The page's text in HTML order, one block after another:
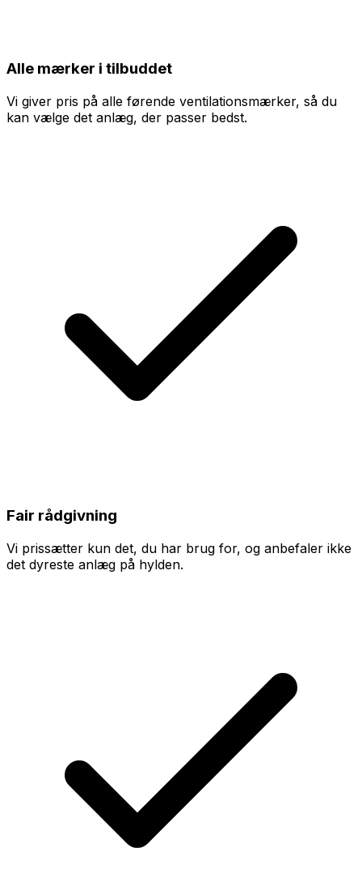
Alle mærker i tilbuddet
Vi giver pris på alle førende ventilationsmærker, så du
kan vælge det anlæg, der passer bedst.
Fair rådgivning
Vi prissætter kun det, du har brug for, og anbefaler ikke
det dyreste anlæg på hylden.